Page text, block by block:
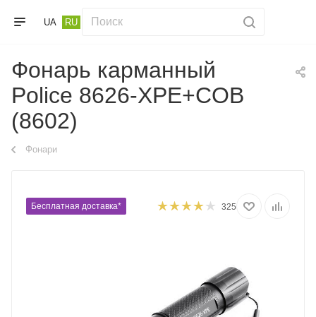
UA RU
Фонарь карманный
Police 8626-XPE+COB
(8602)
Фонари
Бесплатная доставка* 325